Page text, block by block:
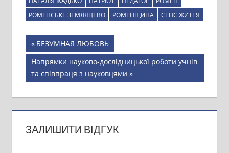
РОМЕНСЬКЕ ЗЕМЛЯЦТВО
РОМЕНЩИНА СЕНС ЖИТТЯ
Навігація
записів
Previous
Post:
БЕЗУМНАЯ ЛЮБОВЬ
Next
Post:
Напрямки науково-дослідницької роботи учнів
та співпраця з науковцями
ЗАЛИШИТИ ВІДГУК